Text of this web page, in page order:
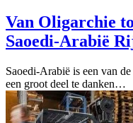
Van Oligarchie
Saoedi-Arabië
Saoedi-Arabië is een van
een groot deel te danken…